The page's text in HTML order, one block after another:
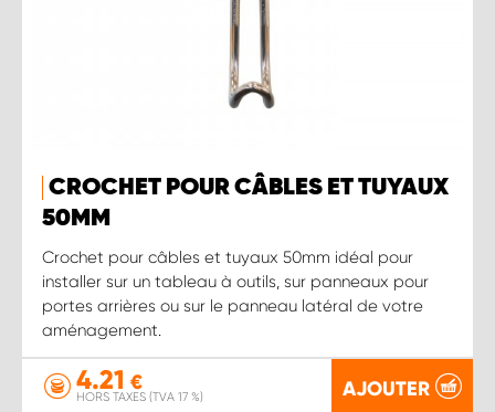
CROCHET POUR CÂBLES ET TUYAUX
50MM
Crochet pour câbles et tuyaux 50mm idéal pour
installer sur un tableau à outils, sur panneaux pour
portes arrières ou sur le panneau latéral de votre
aménagement.
4.21 €
HORS TAXES (TVA 17 %) AJOUTER